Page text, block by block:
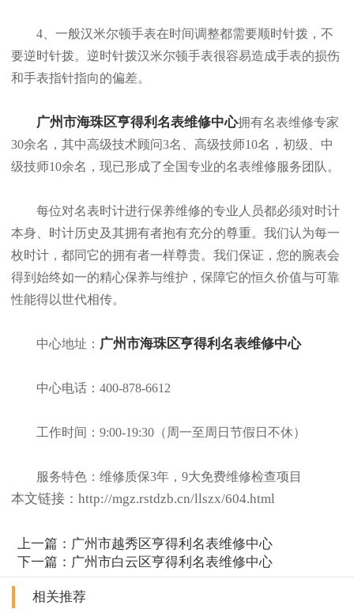
4、一般汉米尔顿手表在时间调整都需要顺时针拨，不
要逆时针拨。逆时针拨汉米尔顿手表很容易造成手表的损伤
和手表指针指向的偏差。
广州市海珠区亨得利名表维修中心拥有名表维修专家
30余名，其中高级技术顾问3名、高级技师10名，初级、中
级技师10余名，现已形成了全国专业的名表维修服务团队。
每位对名表时计进行保养维修的专业人员都必须对时计
本身、时计历史及其拥有者抱有充分的尊重。我们认为每一
枚时计，都同它的拥有者一样尊贵。我们保证，您的腕表会
得到始终如一的精心保养与维护，保障它的恒久价值与可靠
性能得以世代相传。
中心地址： 广州市海珠区亨得利名表维修中心
中心电话：400-878-6612
工作时间：9:00-19:30（周一至周日节假日不休）
服务特色：维修质保3年，9大免费维修检查项目
本文链接：http://mgz.rstdzb.cn/llszx/604.html
上一篇： 广州市越秀区亨得利名表维修中心
下一篇： 广州市白云区亨得利名表维修中心
相关推荐